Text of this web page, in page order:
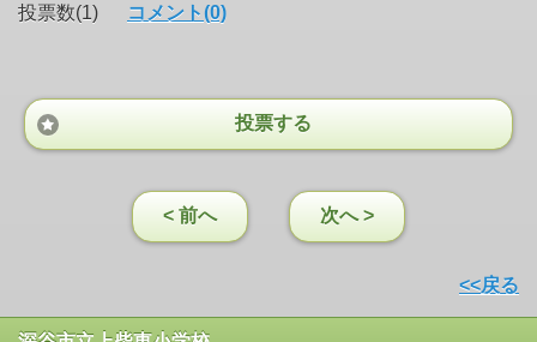
投票数(1) コメント(0)
投票する
< 前へ 次へ >
<<戻る